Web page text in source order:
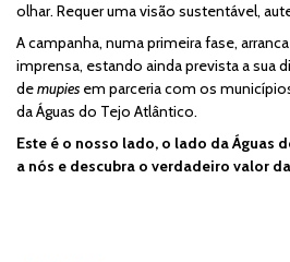
olhar. Requer uma visão sustentável,
A campanha, numa primeira fase,
imprensa, estando ainda prevista a sua
demupies em parceria com os
da Águas do Tejo Atlântico.
Este é o nosso lado, o lado da Águas
a nós e descubra o verdadeiro valor